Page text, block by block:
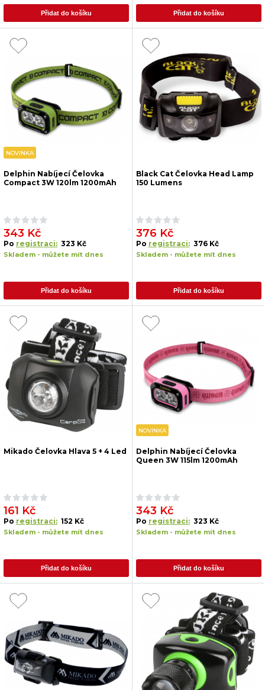
provádět opakovaně, výhodou je možnost dobíjení
přes USB kabel, nevýhodou větší rozměry a vyšší cena
Přidat do košíku Přidat do košíku
NOVINKA
Delphin Nabíjecí Čelovka
Compact 3W 120lm 1200mAh
343 Kč
Po registraci: 323 Kč
Skladem - můžete mít dnes
Přidat do košíku
Black Cat Čelovka Head Lamp
150 Lumens
376 Kč
Po registraci: 376 Kč
Skladem - můžete mít dnes
Přidat do košíku
Mikado Čelovka Hlava 5 + 4 Led
161 Kč
Po registraci: 152 Kč
Skladem - můžete mít dnes
Přidat do košíku
NOVINKA
Delphin Nabíjecí Čelovka
Queen 3W 115lm 1200mAh
343 Kč
Po registraci: 323 Kč
Skladem - můžete mít dnes
Přidat do košíku